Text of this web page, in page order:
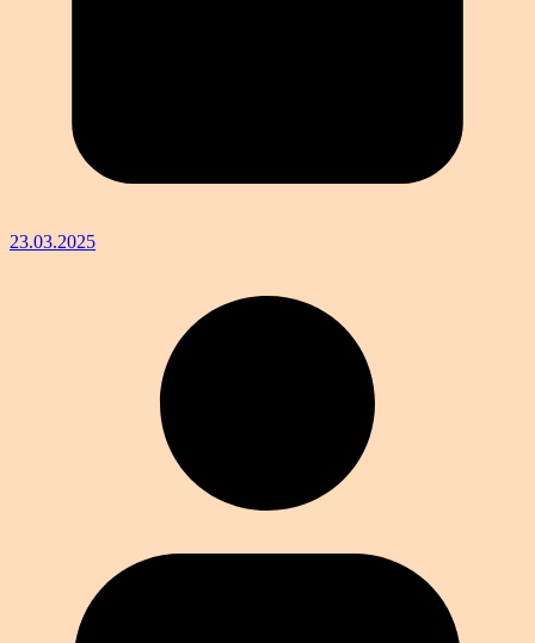
23.03.2025